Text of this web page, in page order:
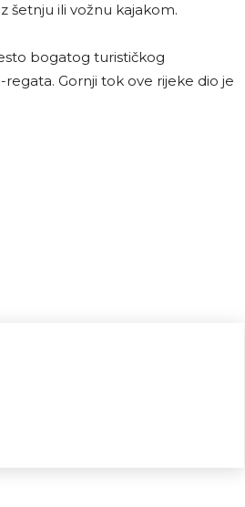
šetnju ili vožnu kajakom.
bogatog turističkog
Gornji tok ove rijeke dio je